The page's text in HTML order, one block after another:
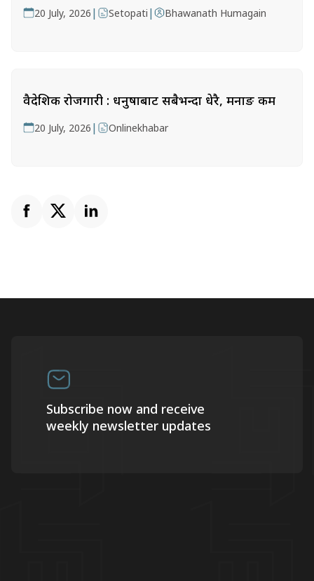
20 July, 2026 | Setopati | Bhawanath Humagain
वैदेशिक रोजगारी : धनुषाबाट सबैभन्दा धेरै, मनाङ कम
20 July, 2026 | Onlinekhabar
Subscribe now and receive
weekly newsletter updates